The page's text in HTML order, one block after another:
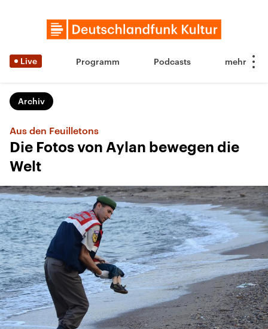
Live Programm Podcasts
Archiv
Aus den Feuilletons
Die Fotos von Aylan bewegen die
Welt